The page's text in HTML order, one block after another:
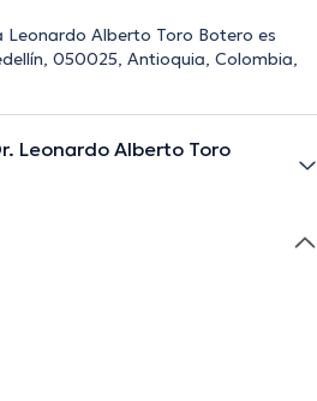
Leonardo Alberto Toro Botero es
050025, Antioquia, Colombia,
Leonardo Alberto Toro